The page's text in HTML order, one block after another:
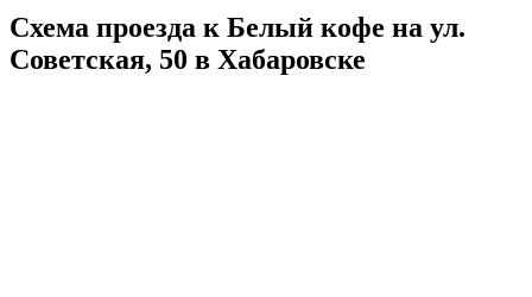
Схема проезда к Белый кофе на ул.
Советская, 50 в Хабаровске